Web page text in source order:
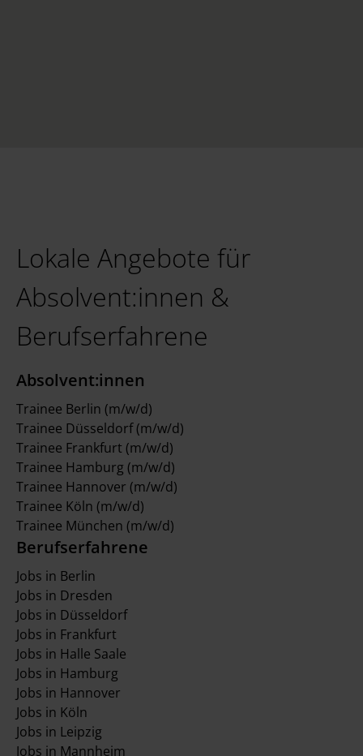
Lokale Angebote für
Absolvent:innen &
Berufserfahrene
Absolvent:innen
Trainee Berlin (m/w/d)
Trainee Düsseldorf (m/w/d)
Trainee Frankfurt (m/w/d)
Trainee Hamburg (m/w/d)
Trainee Hannover (m/w/d)
Trainee Köln (m/w/d)
Trainee München (m/w/d)
Berufserfahrene
Jobs in Berlin
Jobs in Dresden
Jobs in Düsseldorf
Jobs in Frankfurt
Jobs in Halle Saale
Jobs in Hamburg
Jobs in Hannover
Jobs in Köln
Jobs in Leipzig
Jobs in Mannheim